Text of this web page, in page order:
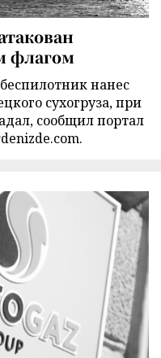
флагом
нанес
сухогруза, при
сообщил портал